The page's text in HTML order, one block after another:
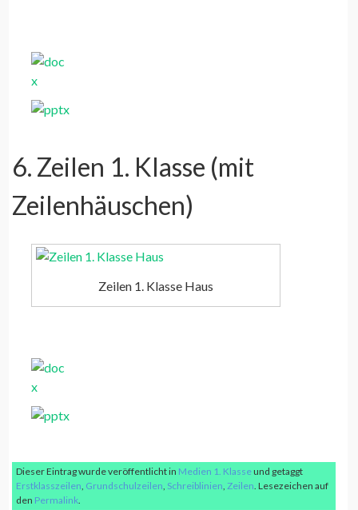
6. Zeilen 1. Klasse (mit
Zeilenhäuschen)
Zeilen 1. Klasse Haus
Dieser Eintrag wurde veröffentlicht in Medien 1. Klasseund getaggt
Erstklasszeilen, Grundschulzeilen, Schreiblinien,Zeilen. Lesezeichen auf
den Permalink.